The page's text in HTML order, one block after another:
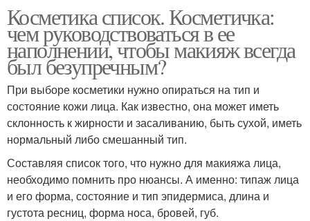
Косметика список. Косметичка:
чем руководствоваться в ее
наполнении, чтобы макияж всегда
был безупречным?
При выборе косметики нужно опираться на тип и
состояние кожи лица. Как известно, она может иметь
склонность к жирности и засаливанию, быть сухой, иметь
нормальный либо смешанный тип.
Составляя список того, что нужно для макияжа лица,
необходимо помнить про нюансы. А именно: типаж лица
и его форма, состояние и тип эпидермиса, длина и
густота ресниц, форма носа, бровей, губ.